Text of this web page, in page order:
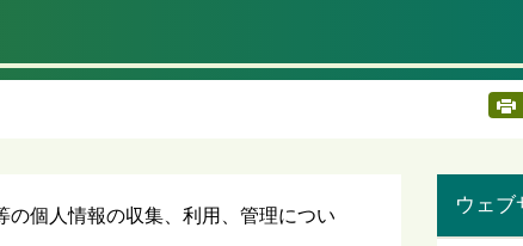
個人情報の収集、利用、管理につい
ウェブ